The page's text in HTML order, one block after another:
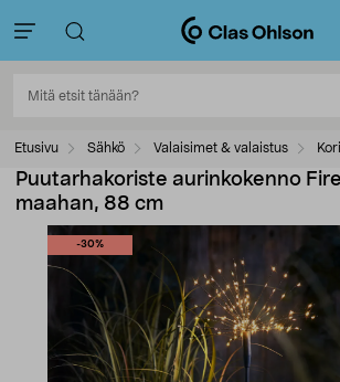
Etusivu Sähkö Valaisimet & valaistus
Puutarhakoriste aurinkokenno
maahan, 88 cm
-30%